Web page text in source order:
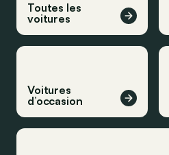
Toutes les
voitures
Voitures
d’occasion